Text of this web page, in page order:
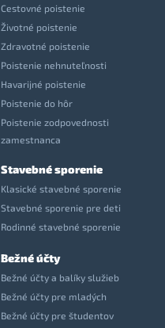
Cestovné poistenie
Životné poistenie
Zdravotné poistenie
Poistenie nehnuteľnosti
Havarijné poistenie
Poistenie do hôr
Poistenie zodpovednosti
zamestnanca
Stavebné sporenie
Klasické stavebné sporenie
Stavebné sporenie pre deti
Rodinné stavebné sporenie
Bežné účty
Bežné účty a balíky služieb
Bežné účty pre mladých
Bežné účty pre študentov